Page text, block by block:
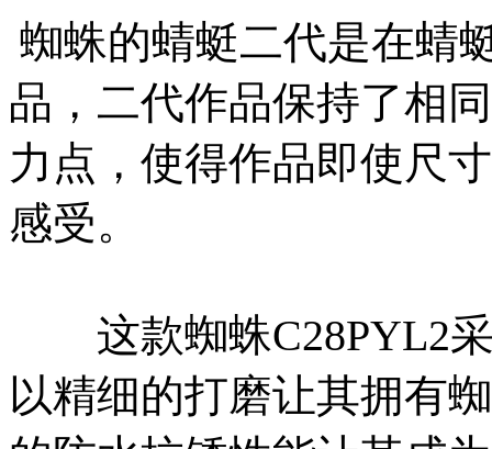
蜘蛛的蜻蜓二代是在蜻
品，二代作品保持了相
力点，使得作品即使尺
感受。
这款蜘蛛C28PYL2采
以精细的打磨让其拥有